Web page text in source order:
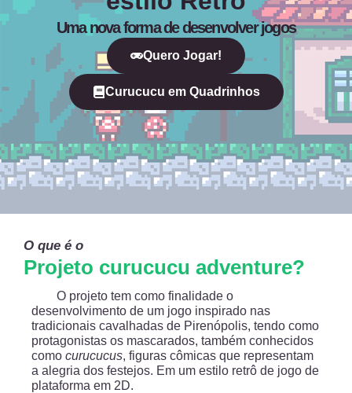
Uma nova forma de desenvolver jogos
Quero Jogar!
Curucucu em Quadrinhos
O que é o
Projeto curucucu adventure?
O projeto tem como finalidade o
desenvolvimento de um jogo inspirado nas
tradicionais cavalhadas de Pirenópolis, tendo como
protagonistas os mascarados, também conhecidos
como curucucus, figuras cômicas que representam
a alegria dos festejos. Em um estilo retrô de jogo de
plataforma em 2D.